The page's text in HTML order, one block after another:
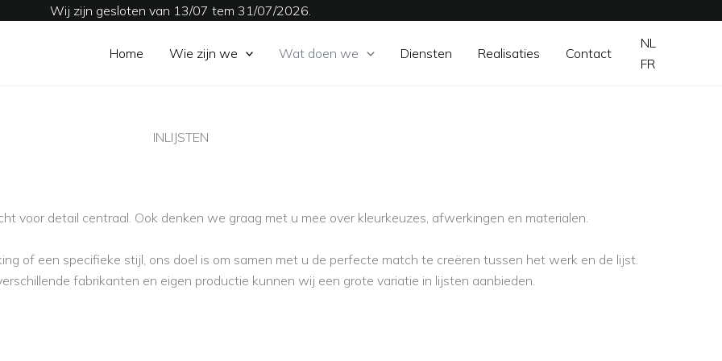
Wij zijn gesloten van 13/07 tem 31/07/2026.
Home Wie zijn we Wat doen we Diensten Realisaties Contact
NL
FR
INLIJSTEN
voor detail centraal. Ook denken we graag met u mee over kleurkeuzes, afwerkingen en materialen.
of een specifieke stijl, ons doel is om samen met u de perfecte match te creëren tussen het werk en de lijst.
fabrikanten en eigen productie kunnen wij een grote variatie in lijsten aanbieden.